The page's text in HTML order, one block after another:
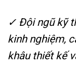
✓ Đội ngũ kỹ
kinh nghiệm,
khâu thiết kế